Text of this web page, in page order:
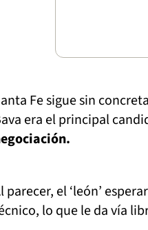
Fe sigue sin
era el principal
parecer, el ‘león’
lo que le da vía